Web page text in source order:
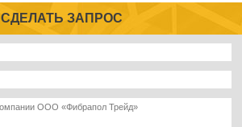
СДЕЛАТЬ ЗАПРОС